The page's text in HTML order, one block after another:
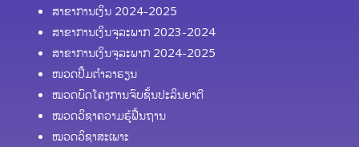
ສາຂາການເງິນ 2024-2025
ສາຂາການເງິນຈຸລະພາກ 2023-2024
ສາຂາການເງິນຈຸລະພາກ 2024-2025
ໜວດປຶ້ມຕຳລາຮຽນ
ໝວດບົດໂຄງການຈົບຊັ້ນປະລິນຍາຕີ
ໝວດວິຊາຄວາມຮູ້ຟື້ນຖານ
ໝວດວິຊາສະເພາະ